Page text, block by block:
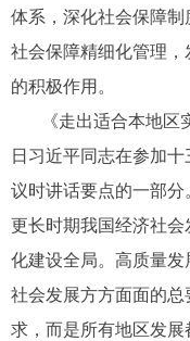
体系，深化社会保障
社会保障精细化管理
的积极作用。
《走出适合本地
日习近平同志在参加
议时讲话要点的一部分
更长时期我国经济社
化建设全局。高质量
社会发展方方面面的
求，而是所有地区发